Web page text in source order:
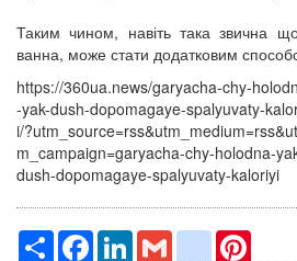
Таким чином, навіть така звична
ванна, може стати додатковим
https://360ua.news/garyacha-chy-
-yak-dush-dopomagaye-spalyuvaty-
i/?utm_source=rss&utm_medium=rss&ut
m_campaign=garyacha-chy-holodna-
dush-dopomagaye-spalyuvaty-kaloriyi
РесурсFacebook
LinkedInGmail